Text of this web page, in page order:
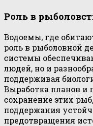
Роль в
Водоемы, где
роль в рыболовной
системы
людей, но и
поддерживая
Выработка планов и
сохранение этих
поддержания
предотвращения